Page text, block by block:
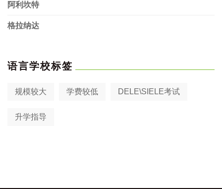
阿利坎特
格拉纳达
语言学校标签
规模较大 学费较低 DELE\SIELE考试
升学指导